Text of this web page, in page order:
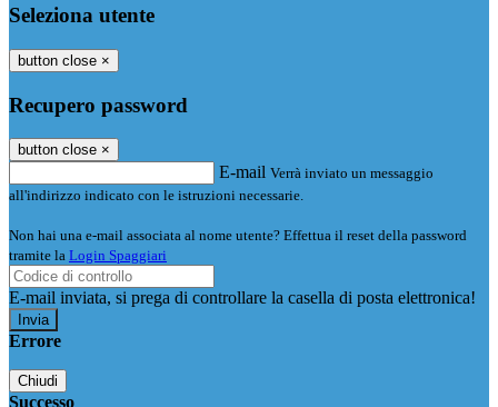
Seleziona utente
button close ×
Recupero password
button close ×
E-mail Verrà inviato un messaggio
all'indirizzo indicato con le istruzioni necessarie.
Non hai una e-mail associata al nome utente? Effettua il reset della password
tramite la Login Spaggiari
E-mail inviata, si prega di controllare la casella di posta elettronica!
Errore
Chiudi
Successo